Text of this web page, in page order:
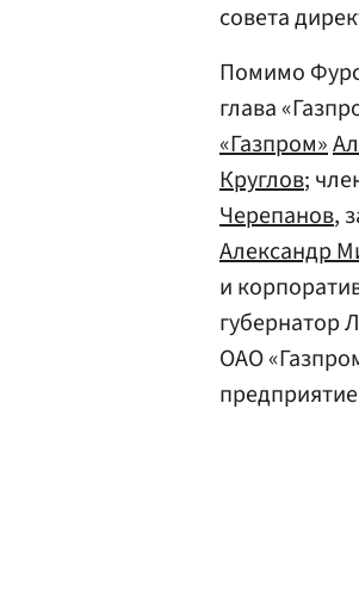
совета
Помимо
глава
«Газпром»
Круглов;
Черепанов,
Александр
и
губернатор
ОАО